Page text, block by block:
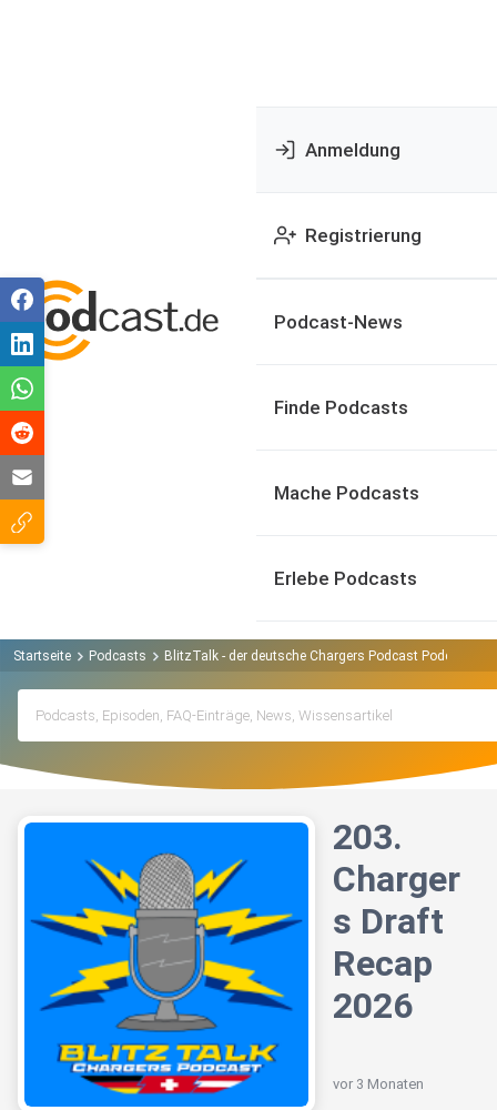
Anmeldung
Registrierung
Podcast-News
Finde Podcasts
Mache Podcasts
Erlebe Podcasts
Startseite Podcasts BlitzTalk - der deutsche Chargers Podcast Podcast
203.
Charger
s Draft
Recap
2026
vor 3 Monaten